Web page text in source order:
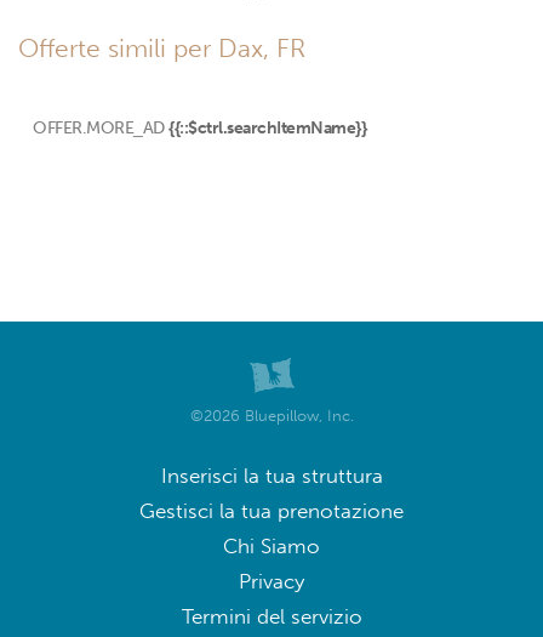
Offerte simili per Dax, FR
OFFER.MORE_AD {{::$ctrl.searchItemName}}
©2026 Bluepillow, Inc.
Inserisci la tua struttura
Gestisci la tua prenotazione
Chi Siamo
Privacy
Termini del servizio